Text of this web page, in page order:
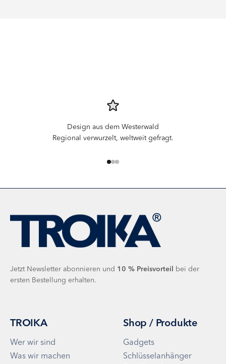
Design aus dem Westerwald
Regional verwurzelt, weltweit gefragt.
Jetzt Newsletter abonnieren und 10 % Preisvorteil
bei der
ersten Bestellung erhalten.
TROIKA
Wer wir sind
Was wir machen
Shop / Produkte
Gadgets
Schlüsselanhänger